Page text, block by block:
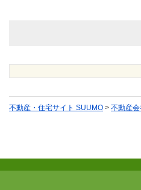
不動産・住宅サイト SUUMO > 不動産会